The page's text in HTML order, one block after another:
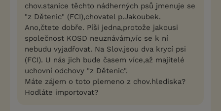
chov.stanice těchto nádherných psů jmenuje se
"z Dětenic" (FCI),chovatel p.Jakoubek.
Ano,čtete dobře. Píši jedna,protože jakousi
společnost KOSD neuznávám,víc se k ní
nebudu vyjadřovat. Na Slov.jsou dva krycí psi
(FCI). U nás jich bude časem více,až majitelé
uchovní odchovy "z Dětenic".
Máte zájem o toto plemeno z chov.hlediska?
Hodláte importovat?